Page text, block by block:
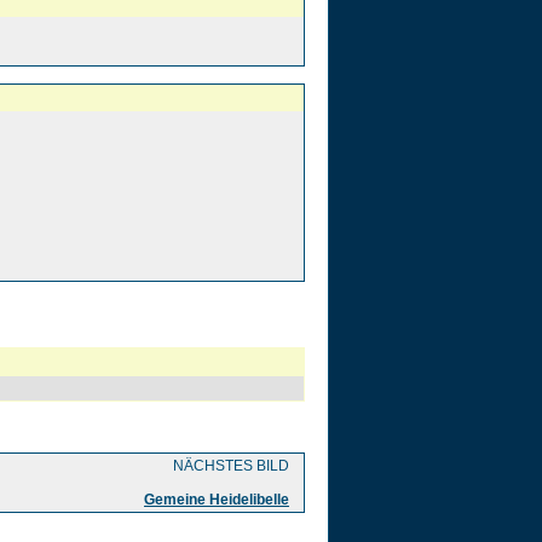
NÄCHSTES BILD
Gemeine Heidelibelle